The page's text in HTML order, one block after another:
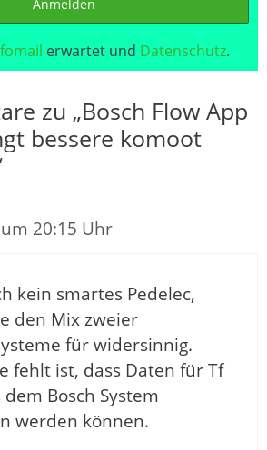
Anmelden
erwartet und Datenschutz.
zu „Bosch Flow App
bessere komoot
20:15 Uhr
kein smartes Pedelec,
den Mix zweier
für widersinnig.
fehlt ist, dass Daten für Tf
Bosch System
werden können.